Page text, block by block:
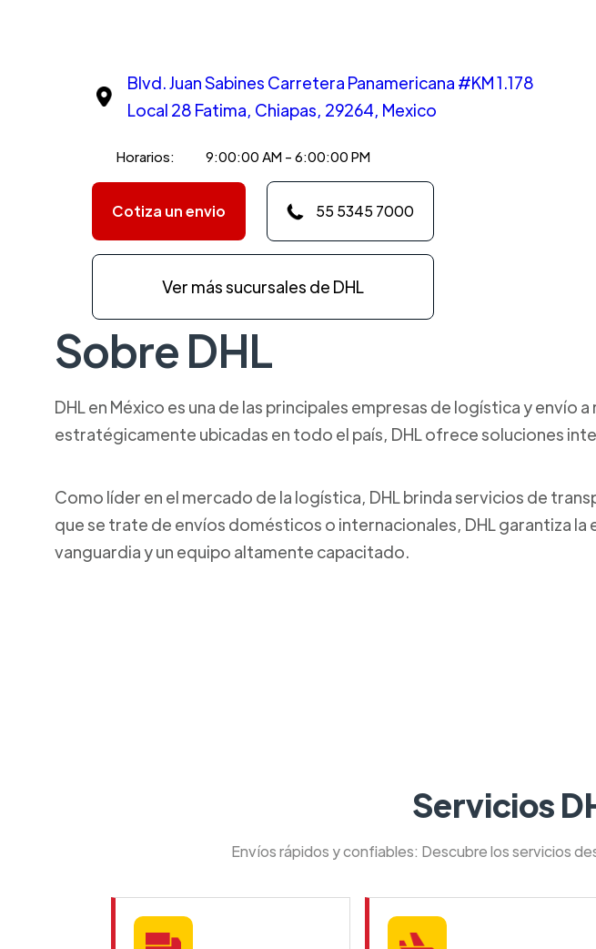
Blvd. Juan Sabines Carretera Panamericana #KM 1.178
Local 28 Fatima, Chiapas, 29264, Mexico
Horarios: 9:00:00 AM - 6:00:00 PM
Cotiza un envio 55 5345 7000
Ver más sucursales de DHL
Sobre DHL
DHL en México es una de las principales empresas de logística y envío
estratégicamente ubicadas en todo el país, DHL ofrece soluciones
Como líder en el mercado de la logística, DHL brinda servicios de
que se trate de envíos domésticos o internacionales, DHL garantiza
vanguardia y un equipo altamente capacitado.
Servicios
Envíos rápidos y confiables: Descubre los servicios